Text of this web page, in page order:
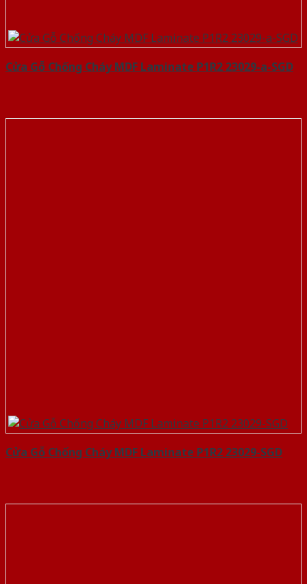
Cửa Gỗ Chống Cháy MDF Laminate P1R2 23029-a-SGD
Cửa Gỗ Chống Cháy MDF Laminate P1R2 23029-SGD